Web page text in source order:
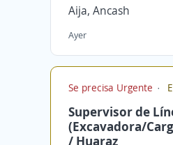
Aija, Ancash
Ayer
Se precisa Urgente
Supervisor de
(Excavadora/
/ Huaraz